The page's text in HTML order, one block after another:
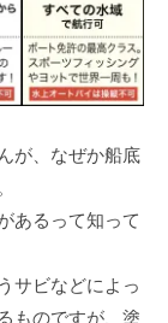
が、なぜか船底
あるって知って
サビなどによっ
ものですが、塗